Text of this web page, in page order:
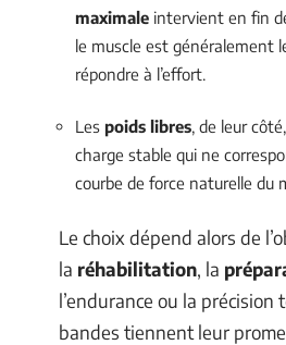
maximale intervient en fin
le muscle est généralement
répondre à l’effort.
Les poids libres, de leur
charge stable qui ne
courbe de force naturelle du
Le choix dépend alors de
la réhabilitation, la
l’endurance ou la précision
bandes tiennent leur